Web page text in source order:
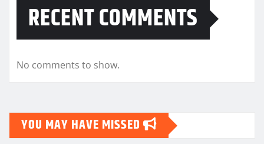
RECENT COMMENTS
No comments to show.
YOU MAY HAVE MISSED